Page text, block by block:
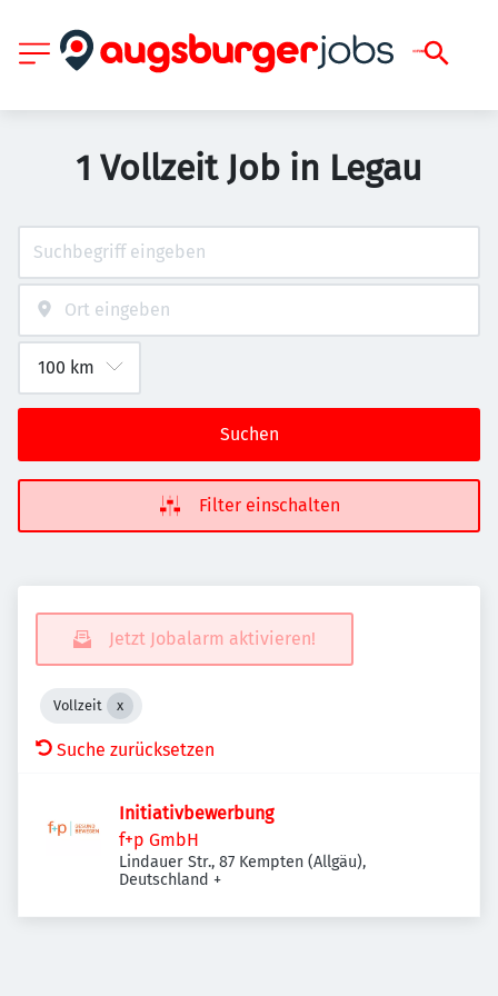
1 Vollzeit Job in Legau
Suchen
Filter einschalten
Jetzt Jobalarm aktivieren!
Vollzeit
Suche zurücksetzen
Initiativbewerbung
f+p GmbH
Lindauer Str., 87 Kempten (Allgäu),
Deutschland +